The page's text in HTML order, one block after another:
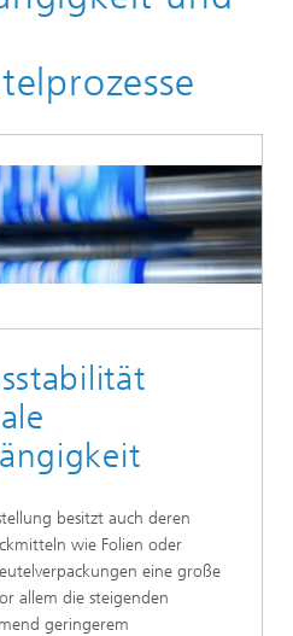
besitzt auch deren
wie Folien oder
eine große
allem die steigenden
geringerem